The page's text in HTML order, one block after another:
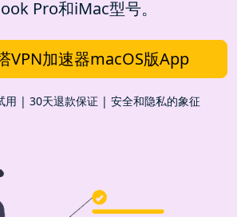
Pro和iMac型号。
VPN加速器macOS版App
用 | 30天退款保证 | 安全和隐私的象征